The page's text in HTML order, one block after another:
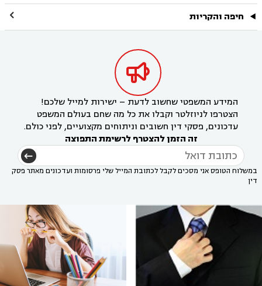
חיפה והקריות 

המידע המשפטי שחשוב לדעת – ישירות למייל שלכם!
הצטרפו לניוזלטר וקבלו את כל מה שחם בעולם המשפט
עדכונים, פסקי דין חשובים וניתוחים מקצועיים, לפני כולם.
זה הזמן להצטרף לרשימת התפוצה
במשלוח הטופס אני מסכים לקבל לכתובת המייל שלי פרסומות ועדכונים מאתר פסק
דין